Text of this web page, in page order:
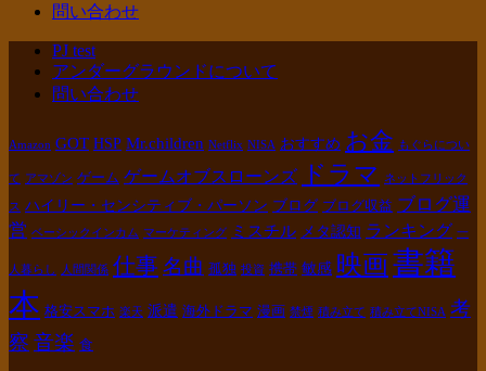
問い合わせ
PJ test
アンダーグラウンドについて
問い合わせ
Amazon GOT HSP Mr.children Netflix NISA おすすめ お金 もぐらについ
て アマゾン ゲーム ゲームオブスローンズ ドラマ ネットフリック
ス ハイリー・センシティブ・パーソン ブログ ブログ収益 ブログ運
営 ベーシックインカム マーケティング ミスチル メタ認知 ランキング 一
人暮らし 人間関係 仕事 名曲 孤独 投資 携帯 敏感 映画書籍
本 格安スマホ 楽天 派遣 海外ドラマ 漫画 禁煙 積み立て 積み立てNISA 考
察 音楽 食